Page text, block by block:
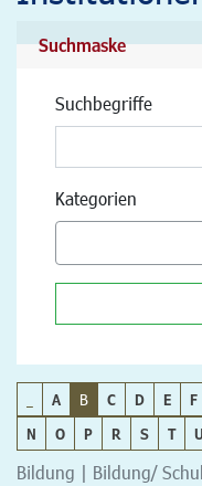
Suchmaske
Suchbegriffe
Kategorien
A B C D E F
N
O P R S T U
Bildung | Bildung/